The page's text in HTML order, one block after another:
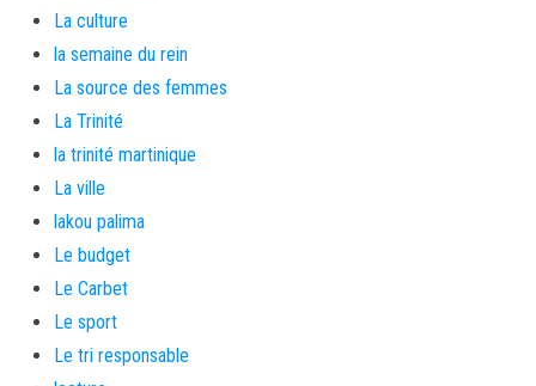
La culture
la semaine du rein
La source des femmes
La Trinité
la trinité martinique
La ville
lakou palima
Le budget
Le Carbet
Le sport
Le tri responsable